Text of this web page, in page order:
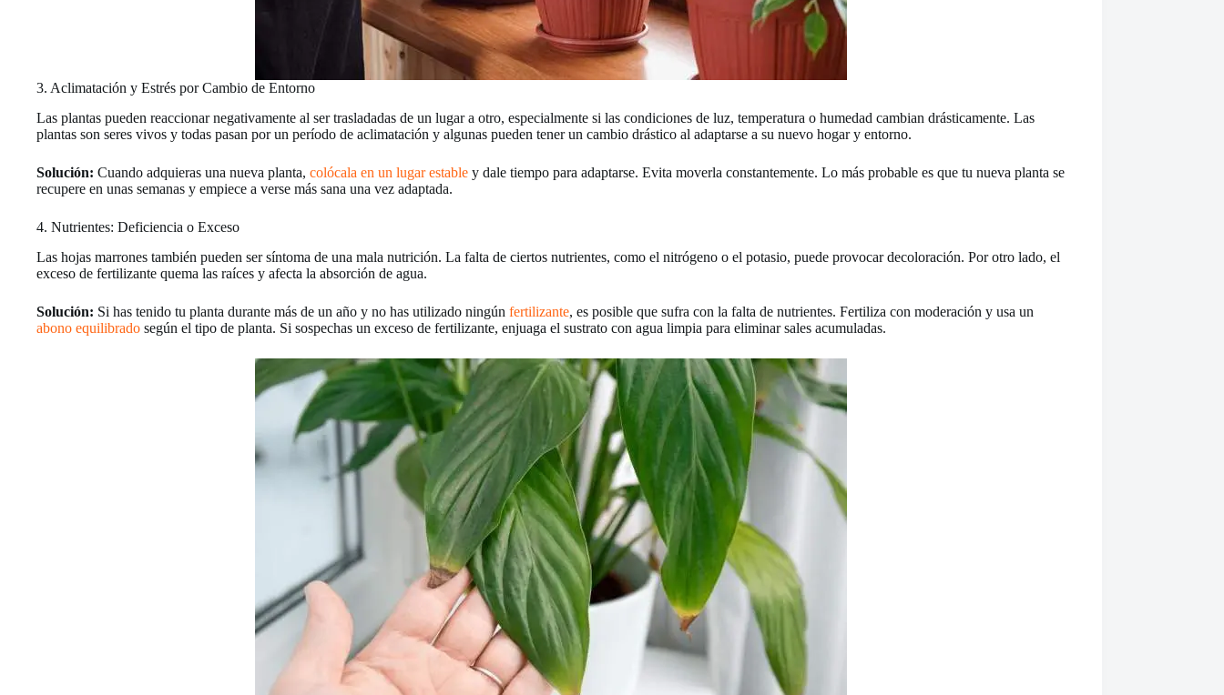
3. Aclimatación y Estrés por Cambio de Entorno
Las plantas pueden reaccionar negativamente al ser trasladadas de un lugar a otro, especialmente si las condiciones de luz, temperatura o humedad cambian drásticamente. Las
plantas son seres vivos y todas pasan por un período de aclimatación y algunas pueden tener un cambio drástico al adaptarse a su nuevo hogar y entorno.
Solución: Cuando adquieras una nueva planta, colócala en un lugar estable y dale tiempo para adaptarse. Evita moverla constantemente. Lo más probable es que tu nueva planta se
recupere en unas semanas y empiece a verse más sana una vez adaptada.
4. Nutrientes: Deficiencia o Exceso
Las hojas marrones también pueden ser síntoma de una mala nutrición. La falta de ciertos nutrientes, como el nitrógeno o el potasio, puede provocar decoloración. Por otro lado, el
exceso de fertilizante quema las raíces y afecta la absorción de agua.
Solución: Si has tenido tu planta durante más de un año y no has utilizado ningún fertilizante, es posible que sufra con la falta de nutrientes. Fertiliza con moderación y usa un
abono equilibrado según el tipo de planta. Si sospechas un exceso de fertilizante, enjuaga el sustrato con agua limpia para eliminar sales acumuladas.